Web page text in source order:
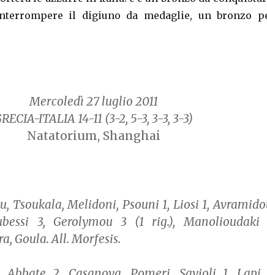
il digiuno da medaglie, un bronzo
Mercoledì 27 luglio 2011
ITALIA 14-11 (3-2, 5-3, 3-3, 3-3)
Natatorium, Shanghai
Tsoukala, Melidoni, Psouni 1, Liosi 1,
3, Gerolymou 3 (1 rig.), Manolioudaki
Goula. All. Morfesis.